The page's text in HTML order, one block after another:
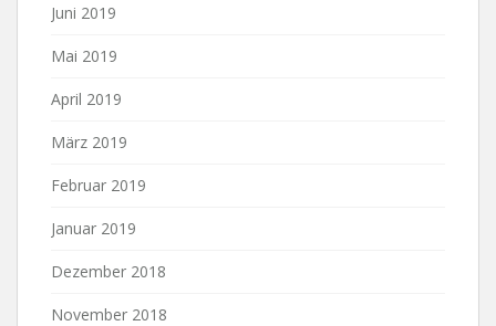
Juni 2019
Mai 2019
April 2019
März 2019
Februar 2019
Januar 2019
Dezember 2018
November 2018